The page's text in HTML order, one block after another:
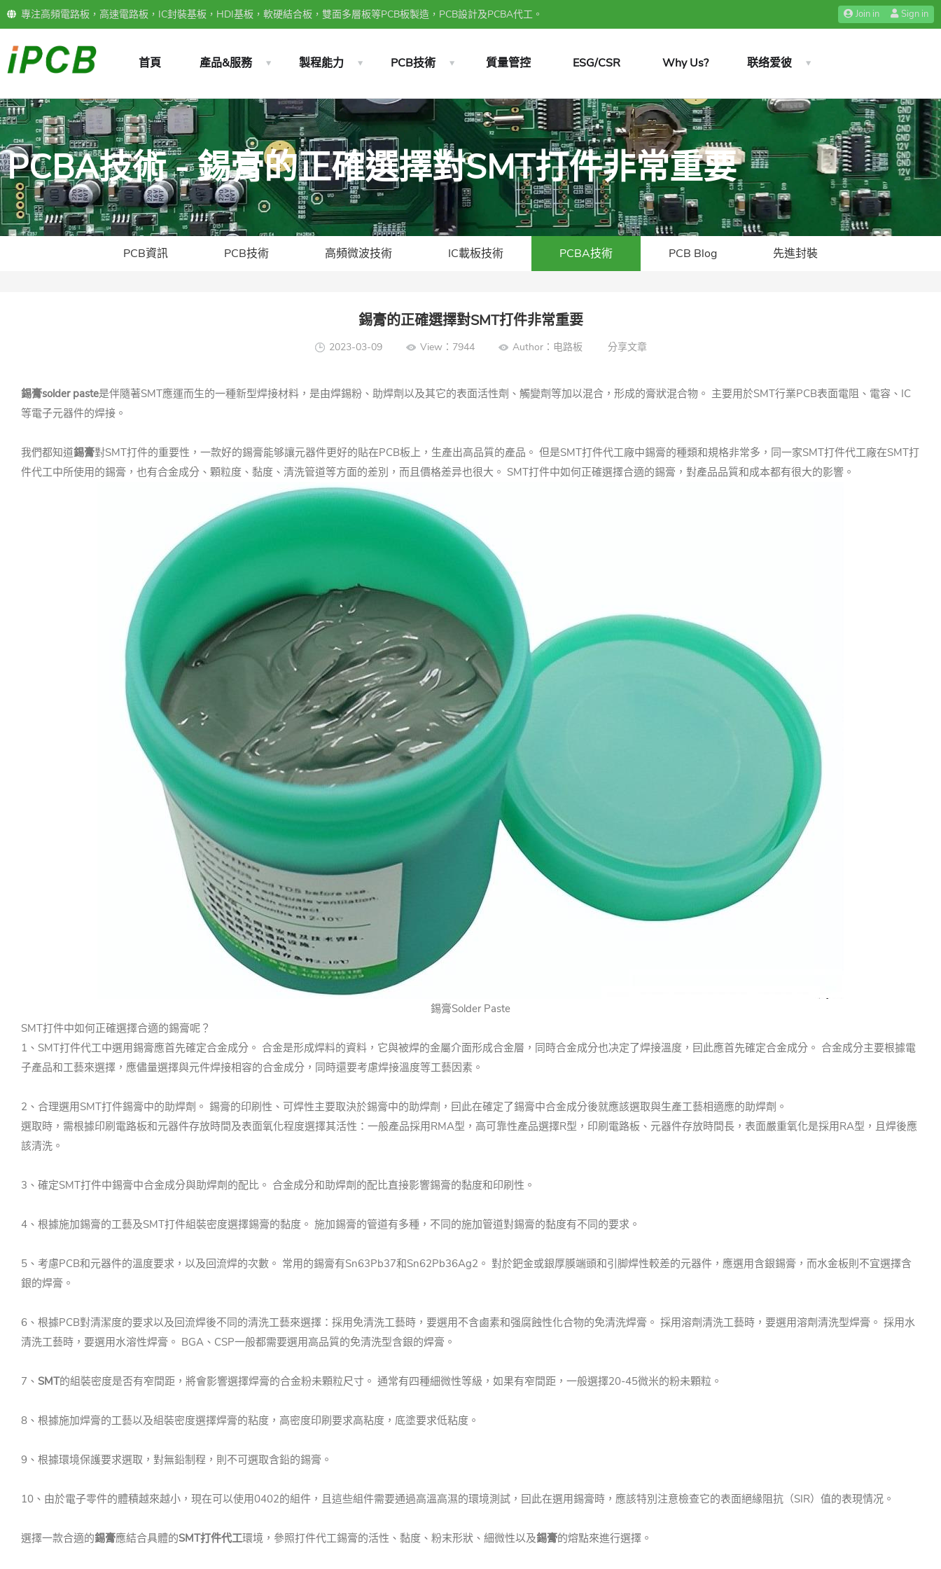
專注高頻電路板，高速電路板，IC封裝基板，HDI基板，軟硬結合板，雙面多層板等PCB板製造，PCB設計及PCBA代工。 Join in Sign in
首頁 產品&服務 製程能力 PCB技術 質量管控 ESG/CSR Why Us? 联络爱彼
PCBA技術 - 錫膏的正確選擇對SMT打件非常重要
PCB資訊 PCB技術 高頻微波技術 IC載板技術 PCBA技術 PCB Blog 先進封裝​
錫膏的正確選擇對SMT打件非常重要
2023-03-09 View：7944 Author：电路板 分享文章
錫膏solder paste是伴隨著SMT應運而生的一種新型焊接材料，是由焊錫粉、助焊劑以及其它的表面活性劑、觸變劑等加以混合，形成的膏狀混合物。 主要用於SMT行業PCB表面電阻、電容、IC
等電子元器件的焊接。
我們都知道錫膏對SMT打件的重要性，一款好的錫膏能够讓元器件更好的貼在PCB板上，生產出高品質的產品。 但是SMT打件代工廠中錫膏的種類和規格非常多，同一家SMT打件代工廠在SMT打
件代工中所使用的錫膏，也有合金成分、顆粒度、黏度、清洗管道等方面的差別，而且價格差异也很大。 SMT打件中如何正確選擇合適的錫膏，對產品品質和成本都有很大的影響。
錫膏Solder Paste
SMT打件中如何正確選擇合適的錫膏呢？
1、SMT打件代工中選用錫膏應首先確定合金成分。 合金是形成焊料的資料，它與被焊的金屬介面形成合金層，同時合金成分也决定了焊接溫度，囙此應首先確定合金成分。 合金成分主要根據電
子產品和工藝來選擇，應儘量選擇與元件焊接相容的合金成分，同時還要考慮焊接溫度等工藝因素。
2、合理選用SMT打件錫膏中的助焊劑。 錫膏的印刷性、可焊性主要取決於錫膏中的助焊劑，囙此在確定了錫膏中合金成分後就應該選取與生產工藝相適應的助焊劑。
選取時，需根據印刷電路板和元器件存放時間及表面氧化程度選擇其活性：一般產品採用RMA型，高可靠性產品選擇R型，印刷電路板、元器件存放時間長，表面嚴重氧化是採用RA型，且焊後應
該清洗。
3、確定SMT打件中錫膏中合金成分與助焊劑的配比。 合金成分和助焊劑的配比直接影響錫膏的黏度和印刷性。
4、根據施加錫膏的工藝及SMT打件組裝密度選擇錫膏的黏度。 施加錫膏的管道有多種，不同的施加管道對錫膏的黏度有不同的要求。
5、考慮PCB和元器件的溫度要求，以及回流焊的次數。 常用的錫膏有Sn63Pb37和Sn62Pb36Ag2。 對於鈀金或銀厚膜端頭和引脚焊性較差的元器件，應選用含銀錫膏，而水金板則不宜選擇含
銀的焊膏。
6、根據PCB對清潔度的要求以及回流焊後不同的清洗工藝來選擇：採用免清洗工藝時，要選用不含鹵素和强腐蝕性化合物的免清洗焊膏。 採用溶劑清洗工藝時，要選用溶劑清洗型焊膏。 採用水
清洗工藝時，要選用水溶性焊膏。 BGA、CSP一般都需要選用高品質的免清洗型含銀的焊膏。
7、 SMT的組裝密度是否有窄間距，將會影響選擇焊膏的合金粉未顆粒尺寸。 通常有四種細微性等級，如果有窄間距，一般選擇20-45微米的粉未顆粒。
8、根據施加焊膏的工藝以及組裝密度選擇焊膏的粘度，高密度印刷要求高粘度，底塗要求低粘度。
9、根據環境保護要求選取，對無鉛制程，則不可選取含鉛的錫膏。
10、由於電子零件的體積越來越小，現在可以使用0402的組件，且這些組件需要通過高溫高濕的環境測試，囙此在選用錫膏時，應該特別注意檢查它的表面絕緣阻抗（SIR）值的表現情况。
選擇一款合適的錫膏應結合具體的SMT打件代工環境，參照打件代工錫膏的活性、黏度、粉末形狀、細微性以及錫膏的熔點來進行選擇。